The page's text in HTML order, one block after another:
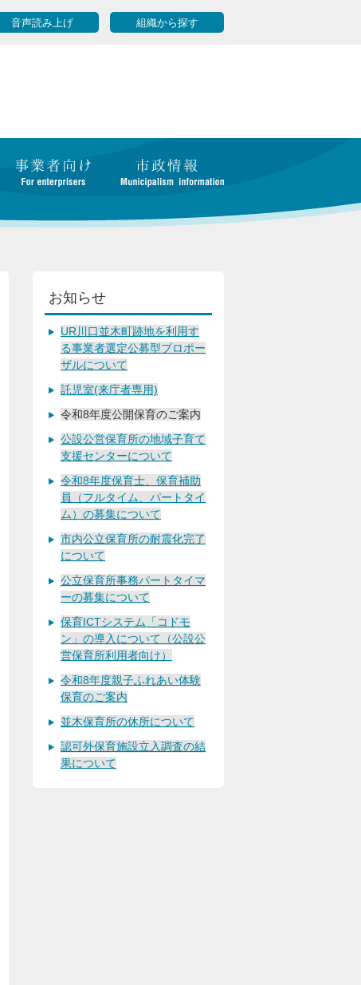
音声読み上げ 組織から探す
お知らせ
UR川口並木町跡地を利用す
る事業者選定公募型プロポー
ザルについて
託児室(来庁者専用)
令和8年度公開保育のご案内
公設公営保育所の地域子育て
支援センターについて
令和8年度保育士、保育補助
員（フルタイム、パートタイ
ム）の募集について
市内公立保育所の耐震化完了
について
公立保育所事務パートタイマ
ーの募集について
保育ICTシステム「コドモ
ン」の導入について（公設公
営保育所利用者向け）
令和8年度親子ふれあい体験
保育のご案内
並木保育所の休所について
認可外保育施設立入調査の結
果について